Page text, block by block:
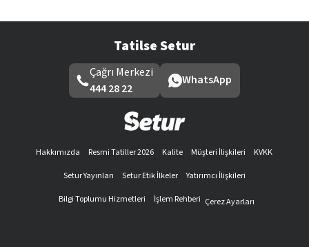
Tatilse Setur
Çağrı Merkezi
444 28 22
WhatsApp
Hakkımızda Resmi Tatiller 2026 Kalite Müşteri İlişkileri
KVKK
Setur Yayınları
Setur Etik İlkeler
Yatırımcı İlişkileri
Bilgi Toplumu Hizmetleri
İşlem Rehberi Çerez Ayarları